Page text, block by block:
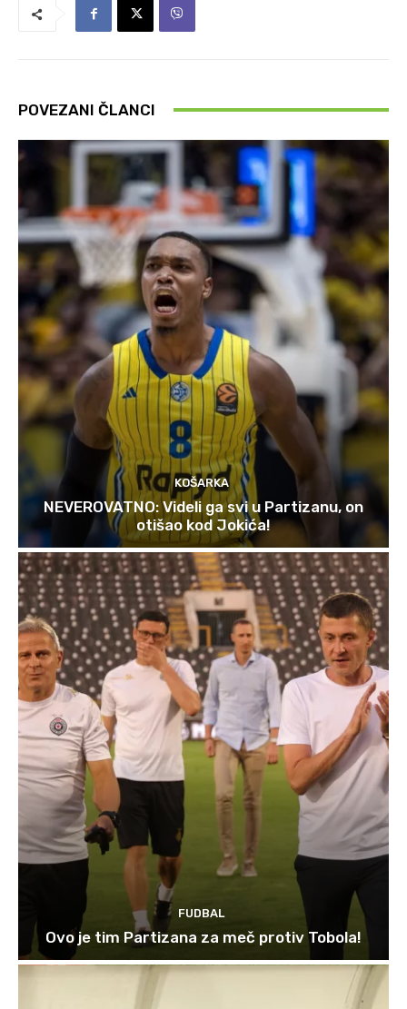
POVEZANI ČLANCI
KOŠARKA
NEVEROVATNO: Videli ga svi u Partizanu, on
otišao kod Jokića!
FUDBAL
Ovo je tim Partizana za meč protiv Tobola!